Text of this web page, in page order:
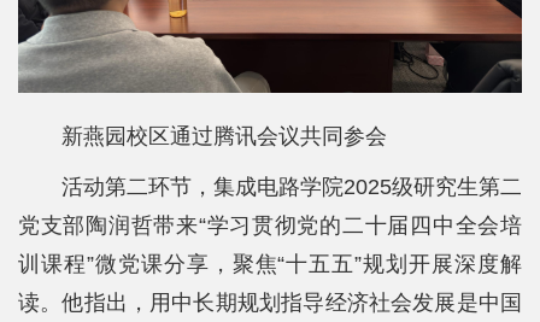
新燕园校区通过腾讯会议共同参会
活动第二环节，集成电路学院2025级研究生第二
党支部陶润哲带来“学习贯彻党的二十届四中全会培
训课程”微党课分享，聚焦“十五五”规划开展深度解
读。他指出，用中长期规划指导经济社会发展是中国